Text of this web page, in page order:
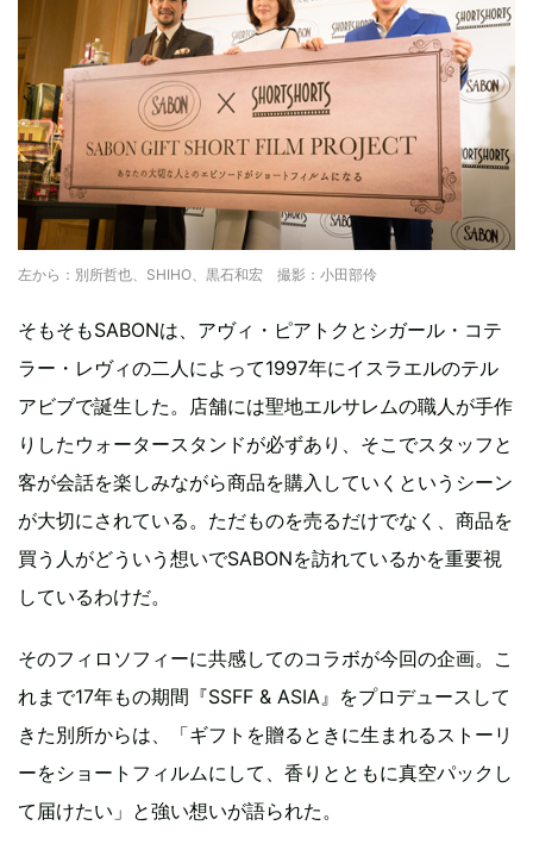
左から：別所哲也、SHIHO、黒石和宏 撮影：小田部伶
そもそもSABONは、アヴィ・ピアトクとシガール・コテ
ラー・レヴィの二人によって1997年にイスラエルのテル
アビブで誕生した。店舗には聖地エルサレムの職人が手作
りしたウォータースタンドが必ずあり、そこでスタッフと
客が会話を楽しみながら商品を購入していくというシーン
が大切にされている。ただものを売るだけでなく、商品を
買う人がどういう想いでSABONを訪れているかを重要視
しているわけだ。
そのフィロソフィーに共感してのコラボが今回の企画。こ
れまで17年もの期間『SSFF & ASIA』をプロデュースして
きた別所からは、「ギフトを贈るときに生まれるストーリ
ーをショートフィルムにして、香りとともに真空パックし
て届けたい」と強い想いが語られた。